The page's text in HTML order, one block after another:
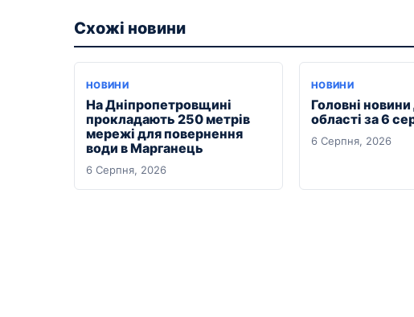
Схожі новини
НОВИНИ
На Дніпропетровщині
прокладають 250 метрів
мережі для повернення
води в Марганець
6 Серпня, 2026
НОВИНИ
Головні
області за 6
6 Серпня, 2026